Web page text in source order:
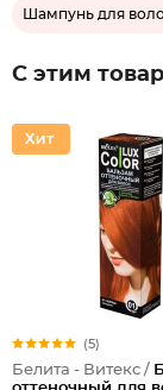
Шампунь для
С этим
(5)
Белита - Витекс /